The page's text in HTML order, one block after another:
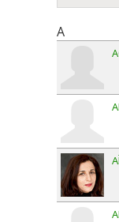
A